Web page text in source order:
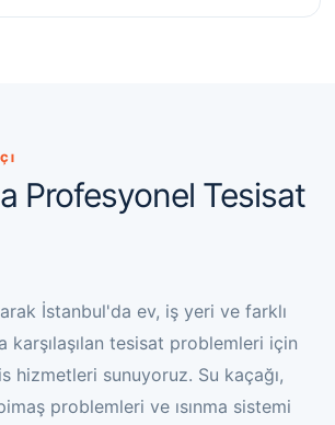
Profesyonel Tesisat
İstanbul'da ev, iş yeri ve farklı
karşılaşılan tesisat problemleri için
hizmetleri sunuyoruz. Su kaçağı,
problemleri ve ısınma sistemi